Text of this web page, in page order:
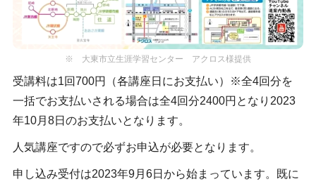
※ 大東市立生涯学習センター アクロス様提供
受講料は1回700円（各講座日にお支払い）※全4回分を
一括でお支払いされる場合は全4回分2400円となり2023
年10月8日のお支払いとなります。
人気講座ですので必ずお申込が必要となります。
申し込み受付は2023年9月6日から始まっています。既に